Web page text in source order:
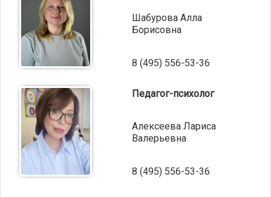
Шабурова Алла
Борисовна
8 (495) 556-53-36
Педагог-психолог
Алексеева Лариса
Валерьевна
8 (495) 556-53-36